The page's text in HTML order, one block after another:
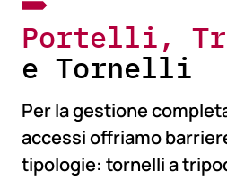
Portelli,
e Tornelli
Per la gestione
accessi offriamo
tipologie: tornelli a